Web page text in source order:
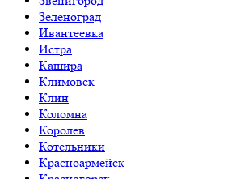
Зеленоград
Ивантеевка
Истра
Кашира
Климовск
Клин
Коломна
Королев
Котельники
Красноармейск